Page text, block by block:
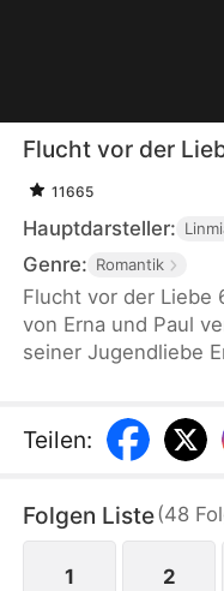
Flucht vor der
11665
Hauptdarsteller:
Genre: Romantik
Flucht vor der Liebe
von Erna und Paul
seiner Jugendliebe
endgültig zu
zwar später
Teilen:
Folgen Liste(48
1 2